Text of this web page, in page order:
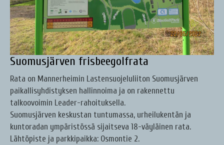
Suomusjärven frisbeegolfrata
Rata on Mannerheimin Lastensuojeluliiton Suomusjärven
paikallisyhdistyksen hallinnoima ja on rakennettu
talkoovoimin Leader-rahoituksella.
Suomusjärven keskustan tuntumassa, urheilukentän ja
kuntoradan ympäristössä sijaitseva 18-väyläinen rata.
Lähtöpiste ja parkkipaikka: Osmontie 2.